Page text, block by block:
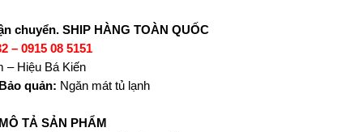
chuyển.SHIP HÀNG TOÀN QUỐC
– 0915 08 5151
– Hiệu Bá Kiến
Bảo quản: Ngăn mát tủ lạnh
MÔ TẢ SẢN PHẨM